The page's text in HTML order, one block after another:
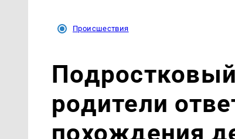
Происшествия
родители
похождения